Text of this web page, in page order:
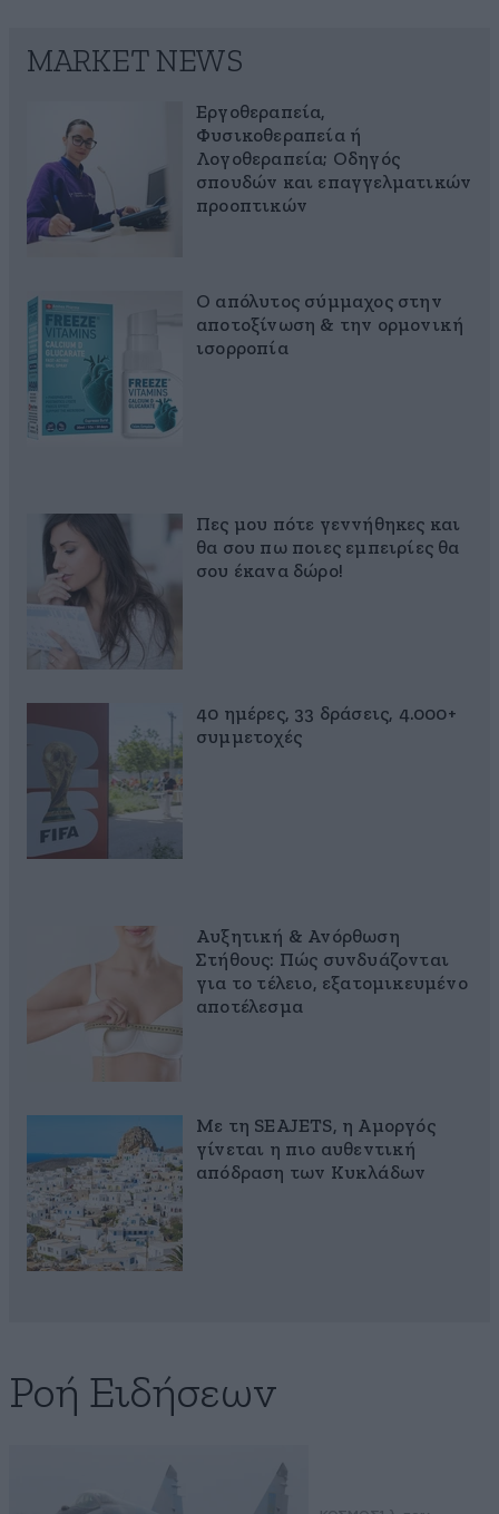
MARKET NEWS
Εργοθεραπεία,
Φυσικοθεραπεία ή
Λογοθεραπεία; Οδηγός
σπουδών και επαγγελματικών
προοπτικών
Ο απόλυτος σύμμαχος στην
αποτοξίνωση & την ορμονική
ισορροπία
Πες μου πότε γεννήθηκες και
θα σου πω ποιες εμπειρίες θα
σου έκανα δώρο!
40 ημέρες, 33 δράσεις, 4.000+
συμμετοχές
Αυξητική & Ανόρθωση
Στήθους: Πώς συνδυάζονται
για το τέλειο, εξατομικευμένο
αποτέλεσμα
Με τη SEAJETS, η Αμοργός
γίνεται η πιο αυθεντική
απόδραση των Κυκλάδων
Ροή Ειδήσεων